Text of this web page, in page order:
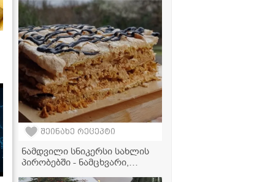
მზადდება
შეინახე რეცეპტი
ნამდვილი სნიკერსი სახლის
პირობებში - ნამცხვარი,